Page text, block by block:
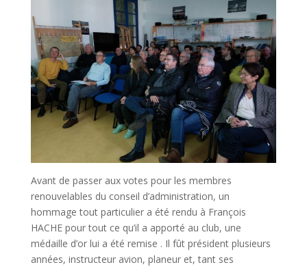
Avant de passer aux votes pour les membres
renouvelables du conseil d’administration, un
hommage tout particulier a été rendu à François
HACHE pour tout ce qu’il a apporté au club, une
médaille d’or lui a été remise . Il fût président plusieurs
années, instructeur avion, planeur et, tant ses